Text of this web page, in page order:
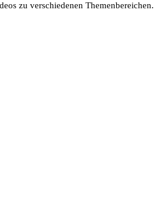
zu verschiedenen Themenbereichen.